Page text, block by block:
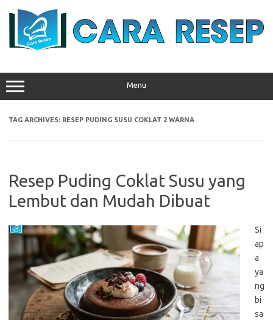
Menu
TAG ARCHIVES: RESEP PUDING SUSU COKLAT 2 WARNA
Resep Puding Coklat Susu yang
Lembut dan Mudah Dibuat
Si
ap
a
ya
ng
bi
sa